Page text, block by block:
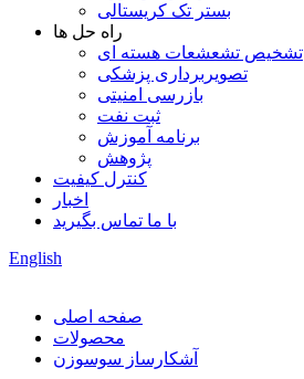
بستر تک کریستالی
راه حل ها
تشخیص تشعشعات هسته ای
تصویربرداری پزشکی
بازرسی امنیتی
ثبت نفت
برنامه آموزش
پژوهش
کنترل کیفیت
اخبار
با ما تماس بگیرید
English
صفحه اصلی
محصولات
آشکارساز سوسوزن